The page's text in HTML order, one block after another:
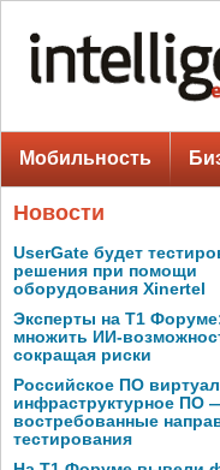
Мобильность
Новости
UserGate будет
решения при помощи
оборудования Xinertel
Эксперты на Т1
множить ИИ-
сокращая риски
Российское ПО
инфраструктурное ПО
востребованные
тестирования